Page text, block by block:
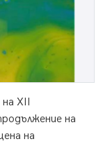
XII
на
на